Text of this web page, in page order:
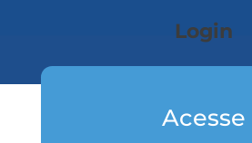
Login
Acesse